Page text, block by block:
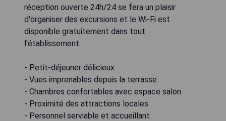
réception ouverte 24h/24 se fera un plaisir
d'organiser des excursions et le Wi-Fi est
disponible gratuitement dans tout
l'établissement.
- Petit-déjeuner délicieux
- Vues imprenables depuis la terrasse
- Chambres confortables avec espace salon
- Proximité des attractions locales
- Personnel serviable et accueillant